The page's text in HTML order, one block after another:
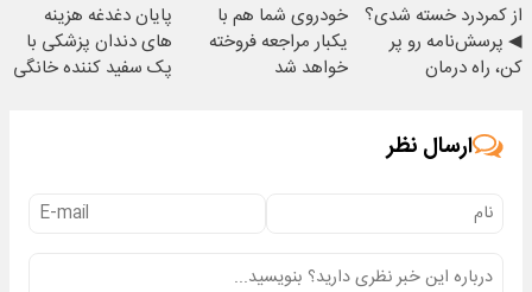
از کمردرد خسته شدی؟
◀ پرسش‌نامه رو پر
کن، راه درمان
خودروی شما هم با
یکبار مراجعه فروخته
خواهد شد
پایان دغدغه هزینه
های دندان پزشکی با
پک سفید کننده خانگی
ارسال نظر